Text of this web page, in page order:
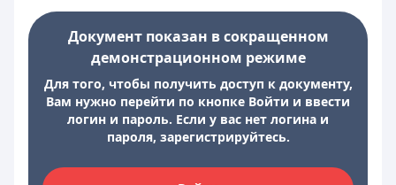
Документ показан в сокращенном
демонстрационном режиме
Для того, чтобы получить доступ к документу,
Вам нужно перейти по кнопке Войти и ввести
логин и пароль. Если у вас нет логина и
пароля, зарегистрируйтесь.